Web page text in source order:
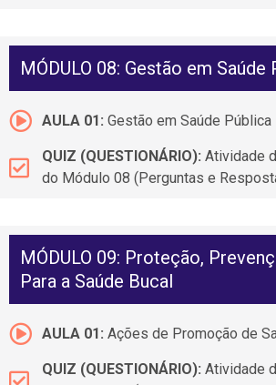
MÓDULO 08: Gestão em Saúde
AULA 01: Gestão em Saúde Pública
QUIZ (QUESTIONÁRIO): Atividade
do Módulo 08 (Perguntas e
MÓDULO 09: Proteção,
Para a Saúde Bucal
AULA 01: Ações de Promoção de
QUIZ (QUESTIONÁRIO): Atividade